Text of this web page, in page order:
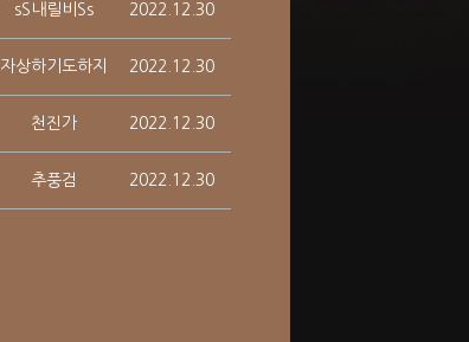
sS내릴비Ss 2022.12.30
자상하기도하지 2022.12.30
천진가 2022.12.30
추풍검 2022.12.30